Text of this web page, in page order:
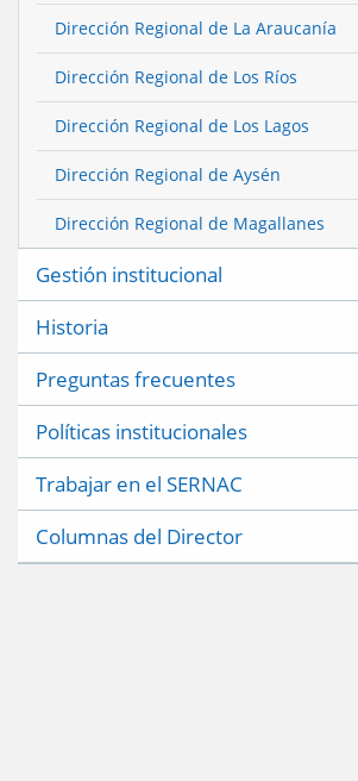
Dirección Regional de La Araucanía
Dirección Regional de Los Ríos
Dirección Regional de Los Lagos
Dirección Regional de Aysén
Dirección Regional de Magallanes
Gestión institucional
Historia
Preguntas frecuentes
Políticas institucionales
Trabajar en el SERNAC
Columnas del Director